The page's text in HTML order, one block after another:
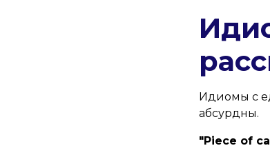
Идиомы с
абсурдны.
"Piece of